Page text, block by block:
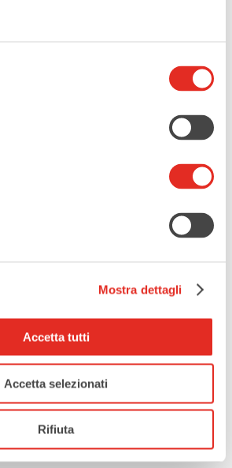
Mostra dettagli
Accetta tutti
Accetta selezionati
Rifiuta